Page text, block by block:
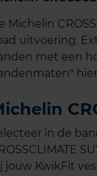
Michelin
uitvoering.
met een
in de
jouw KwikFit